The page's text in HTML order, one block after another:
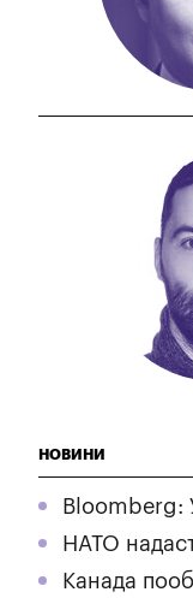
НОВИНИ
Bloomberg:
НАТО
Канада